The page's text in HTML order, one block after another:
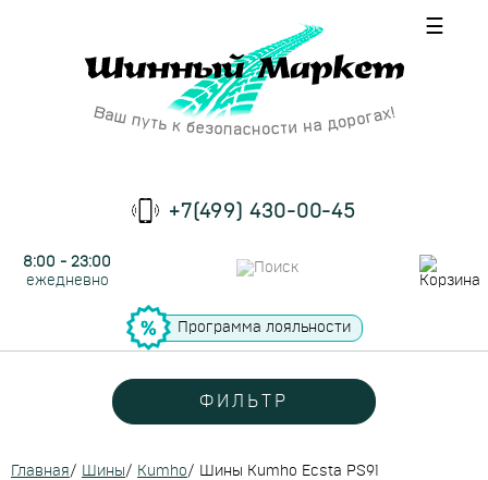
☰
+7(499) 430-00-45
8:00 - 23:00
ежедневно
Программа лояльности
ФИЛЬТР
Главная/ Шины/ Kumho/ Шины Kumho Ecsta PS91